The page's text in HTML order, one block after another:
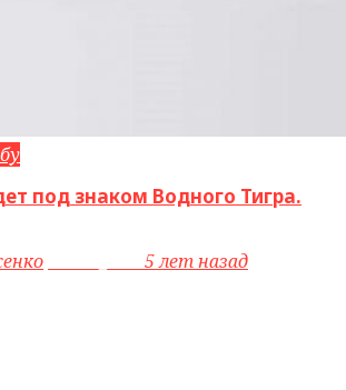
под знаком Водного Тигра.
5 лет назад